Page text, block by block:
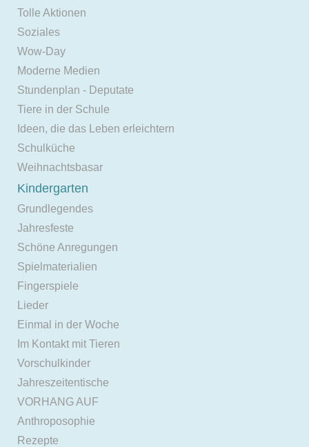
Tolle Aktionen
Soziales
Wow-Day
Moderne Medien
Stundenplan - Deputate
Tiere in der Schule
Ideen, die das Leben erleichtern
Schulküche
Weihnachtsbasar
Kindergarten
Grundlegendes
Jahresfeste
Schöne Anregungen
Spielmaterialien
Fingerspiele
Lieder
Einmal in der Woche
Im Kontakt mit Tieren
Vorschulkinder
Jahreszeitentische
VORHANG AUF
Anthroposophie
Rezepte